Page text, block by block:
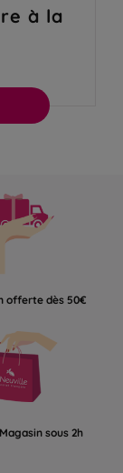
à la
offerte dès 50€
sous 2h